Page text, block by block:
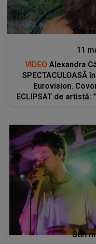
Stiri
11
VIDEO Alexandra
SPECTACULOASĂ
Eurovision.
ECLIPSAT de artistă:
Stiri